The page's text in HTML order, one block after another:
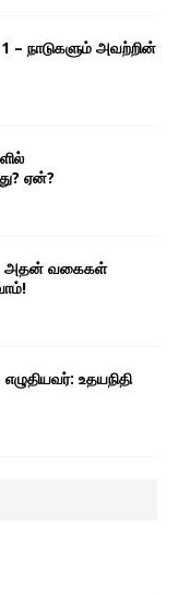
1 – நாடுகளும் அவற்றின்
ஏன்?
அதன் வகைகள்
உதயநிதி